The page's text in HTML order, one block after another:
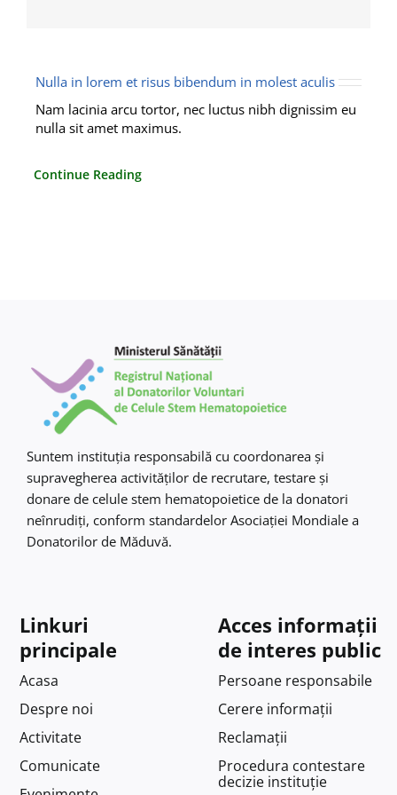
Nulla in lorem et risus bibendum in molest aculis
Nam lacinia arcu tortor, nec luctus nibh dignissim eu
nulla sit amet maximus.
Continue Reading
Suntem instituţia responsabilă cu coordonarea şi
supravegherea activităţilor de recrutare, testare şi
donare de celule stem hematopoietice de la donatori
neînrudiţi, conform standardelor Asociaţiei Mondiale a
Donatorilor de Măduvă.
Linkuri
principale
Acasa
Despre noi
Activitate
Comunicate
Acces informații
de interes public
Persoane responsabile
Cerere informații
Reclamații
Procedura contestare
decizie instituție